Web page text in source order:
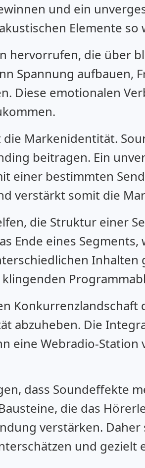
und ein
Elemente so
hervorrufen, die über
Spannung aufbauen,
Diese emotionalen
Markenidentität.
beitragen. Ein
einer bestimmten
verstärkt somit die
die Struktur einer
Ende eines
Inhalten
Konkurrenzlandschaft
abzuheben. Die
eine Webradio-
dass Soundeffekte
die das
verstärken.
und gezielt